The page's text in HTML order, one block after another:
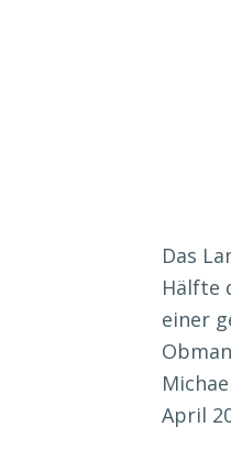
Das
Hälfte
einer
April